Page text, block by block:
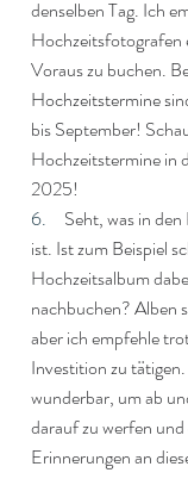
denselben Tag. Ich
Hochzeitsfotografen
Voraus zu buchen.
Hochzeitstermine
bis September!
Hochzeitstermine in
2025!
6. Seht, was in
ist. Ist zum Beispiel
Hochzeitsalbum
nachbuchen? Alben
aber ich empfehle
Investition zu
wunderbar, um ab
darauf zu werfen
Erinnerungen an